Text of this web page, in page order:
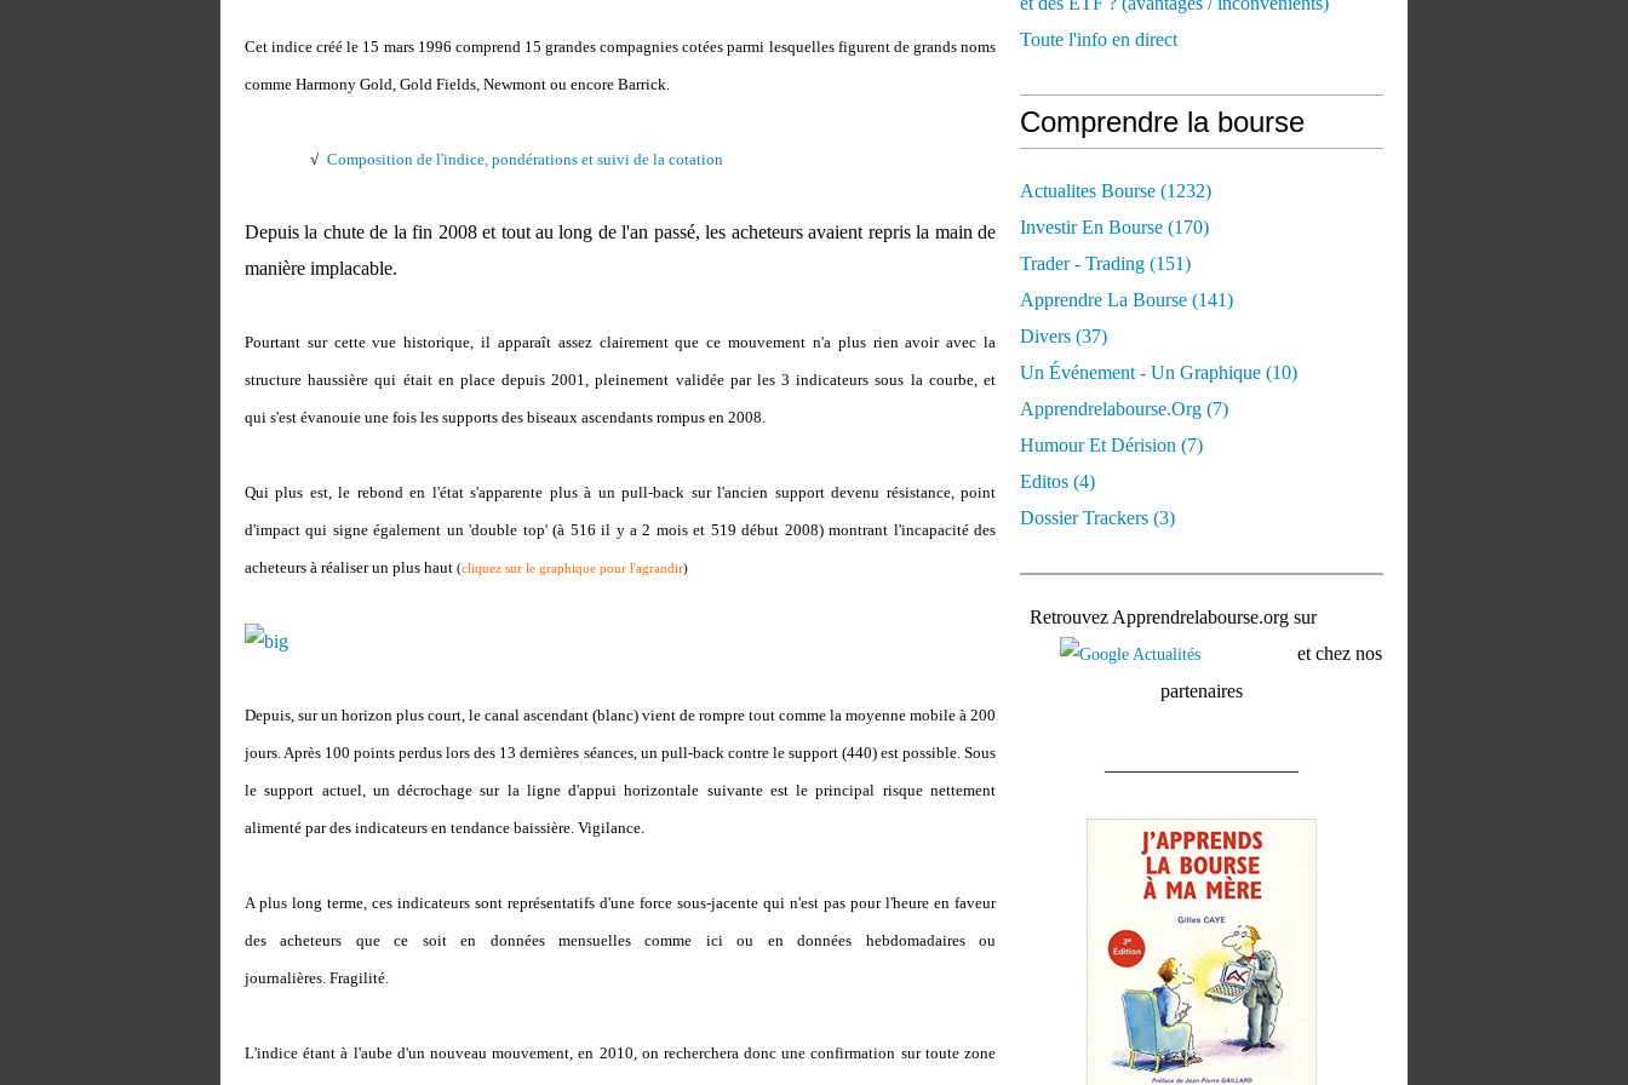
Cet indice créé le 15 mars 1996 comprend 15 grandes compagnies cotées parmi lesquelles figurent de grands noms
comme Harmony Gold, Gold Fields, Newmont ou encore Barrick.
√ Composition de l'indice, pondérations et suivi de la cotation
Depuis la chute de la fin 2008 et tout au long de l'an passé, les acheteurs avaient repris la main de
manière implacable.
Pourtant sur cette vue historique, il apparaît assez clairement que ce mouvement n'a plus rien avoir avec la
structure haussière qui était en place depuis 2001, pleinement validée par les 3 indicateurs sous la courbe, et
qui s'est évanouie une fois les supports des biseaux ascendants rompus en 2008.
Qui plus est, le rebond en l'état s'apparente plus à un pull-back sur l'ancien support devenu résistance, point
d'impact qui signe également un 'double top' (à 516 il y a 2 mois et 519 début 2008) montrant l'incapacité des
acheteurs à réaliser un plus haut (cliquez sur le graphique pour l'agrandir)
Depuis, sur un horizon plus court, le canal ascendant (blanc) vient de rompre tout comme la moyenne mobile à 200
jours. Après 100 points perdus lors des 13 dernières séances, un pull-back contre le support (440) est possible. Sous
le support actuel, un décrochage sur la ligne d'appui horizontale suivante est le principal risque nettement
alimenté par des indicateurs en tendance baissière. Vigilance.
A plus long terme, ces indicateurs sont représentatifs d'une force sous-jacente qui n'est pas pour l'heure en faveur
des acheteurs que ce soit en données mensuelles comme ici ou en données hebdomadaires ou
journalières. Fragilité.
L'indice étant à l'aube d'un nouveau mouvement, en 2010, on recherchera donc une confirmation sur toute zone
Toute l'info en direct
Comprendre la bourse
Actualites Bourse (1232)
Investir En Bourse (170)
Trader - Trading (151)
Apprendre La Bourse (141)
Divers (37)
Un Événement - Un Graphique (10)
Apprendrelabourse.org (7)
Humour Et Dérision (7)
Editos (4)
Dossier Trackers (3)
Retrouvez Apprendrelabourse.org sur
et chez nos
partenaires